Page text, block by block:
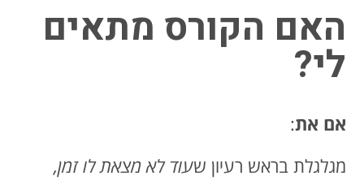
האם הקורס מתאים
לי?
אם את:
מגלגלת בראש רעיון שעוד לא מצאת לו זמן,